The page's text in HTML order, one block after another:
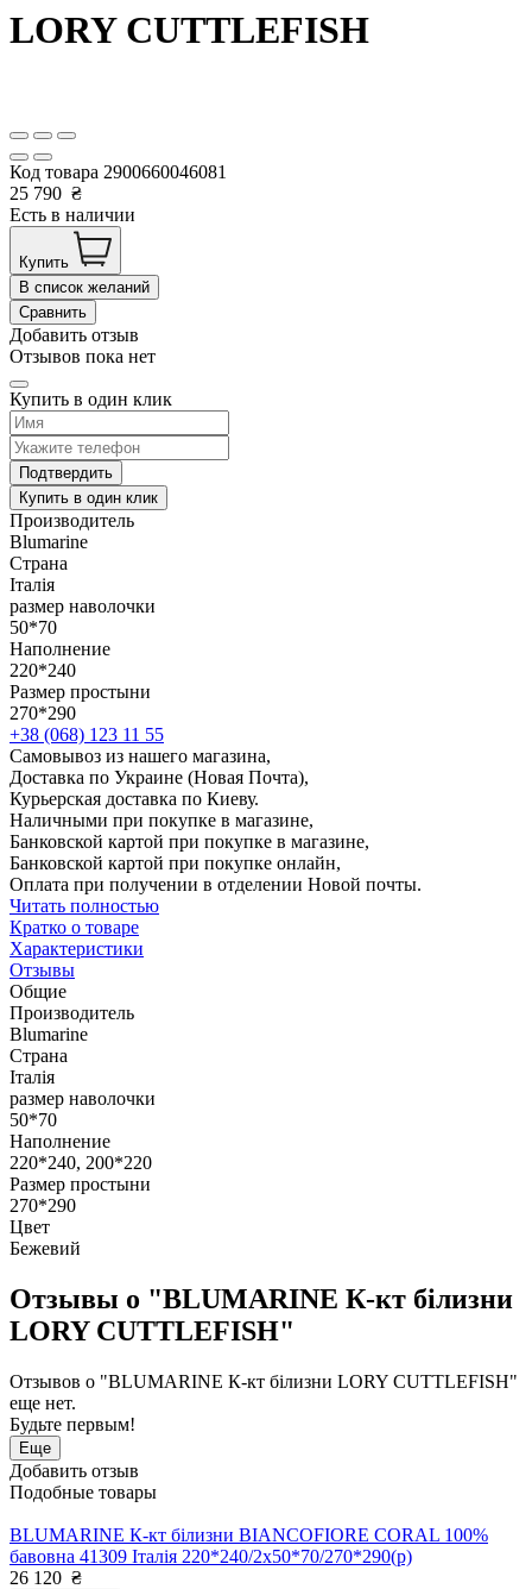
LORY CUTTLEFISH
Код товара 2900660046081
25 790 ₴
Есть в наличии
Купить
В список желаний
Сравнить
Добавить отзыв
Отзывов пока нет
Купить в один клик
Подтвердить
Купить в один клик
Производитель
Blumarine
Страна
Італія
размер наволочки
50*70
Наполнение
220*240
Размер простыни
270*290
+38 (068) 123 11 55
Самовывоз из нашего магазина,
Доставка по Украине (Новая Почта),
Курьерская доставка по Киеву.
Наличными при покупке в магазине,
Банковской картой при покупке в магазине,
Банковской картой при покупке онлайн,
Оплата при получении в отделении Новой почты.
Читать полностью
Кратко о товаре
Характеристики
Отзывы
Общие
Производитель
Blumarine
Страна
Італія
размер наволочки
50*70
Наполнение
220*240, 200*220
Размер простыни
270*290
Цвет
Бежевий
Отзывы о "BLUMARINE К-кт білизни
LORY CUTTLEFISH"
Отзывов о "BLUMARINE К-кт білизни LORY CUTTLEFISH"
еще нет.
Будьте первым!
Еще
Добавить отзыв
Подобные товары
BLUMARINE К-кт білизни BIANCOFIORE CORAL 100%
бавовна 41309 Італія 220*240/2х50*70/270*290(р)
26 120 ₴